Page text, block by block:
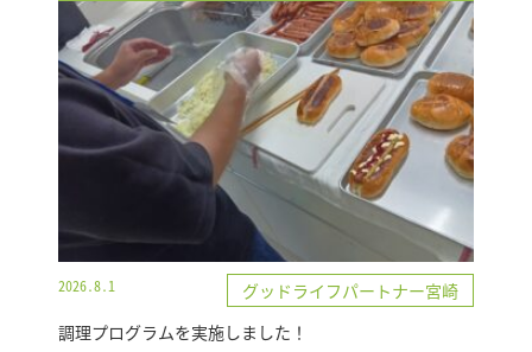
2026.8.1
グッドライフパートナー宮崎
調理プログラムを実施しました！